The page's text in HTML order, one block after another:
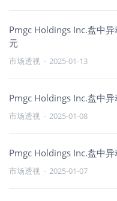
Pmgc Holdings Inc.盘中
元
市场透视 · 2025-01-13
Pmgc Holdings Inc.盘中
市场透视 · 2025-01-08
Pmgc Holdings Inc.盘中
市场透视 · 2025-01-07